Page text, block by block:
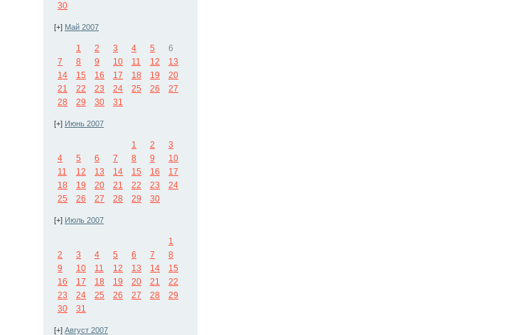
30
[+] Май 2007
1 2 3 4 5
6
7
8 9 10 11 12
13
14
15 16 17 18 19
20
21
22 23 24 25 26
27
28
29 30 31
[+] Июнь 2007
1 2
3
4
5 6 7 8 9
10
11
12 13 14 15 16
17
18
19 20 21 22 23
24
25
26 27 28 29 30
[+] Июль 2007
1
2
3 4 5 6 7
8
9
10 11 12 13 14
15
16
17 18 19 20 21
22
23
24 25 26 27 28
29
30
31
[+] Август 2007